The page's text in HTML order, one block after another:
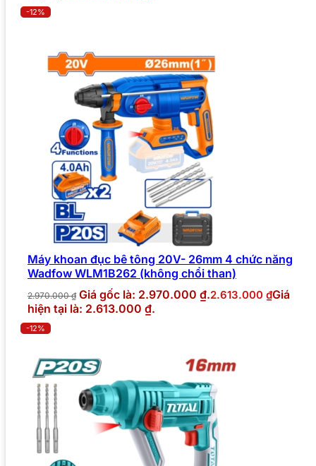
-12%
Máy khoan đục bê tông 20V- 26mm 4 chức năng
Wadfow WLM1B262 (không chổi than)
2.970.000₫ Giá gốc là: 2.970.000 ₫.2.613.000 ₫Giá
hiện tại là: 2.613.000 ₫.
-12%